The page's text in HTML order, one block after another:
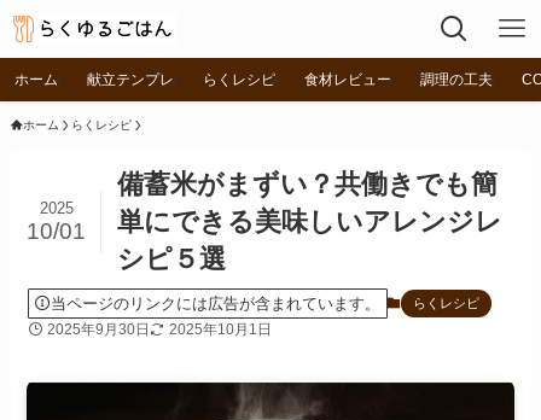
ホーム 献立テンプレ らくレシピ 食材レビュー 調理の工夫
ホーム らくレシピ
備蓄米がまずい？共働きでも簡
単にできる美味しいアレンジレ
シピ５選
2025
10/01
当ページのリンクには広告が含まれています。 らくレシピ
2025年9月30日 2025年10月1日